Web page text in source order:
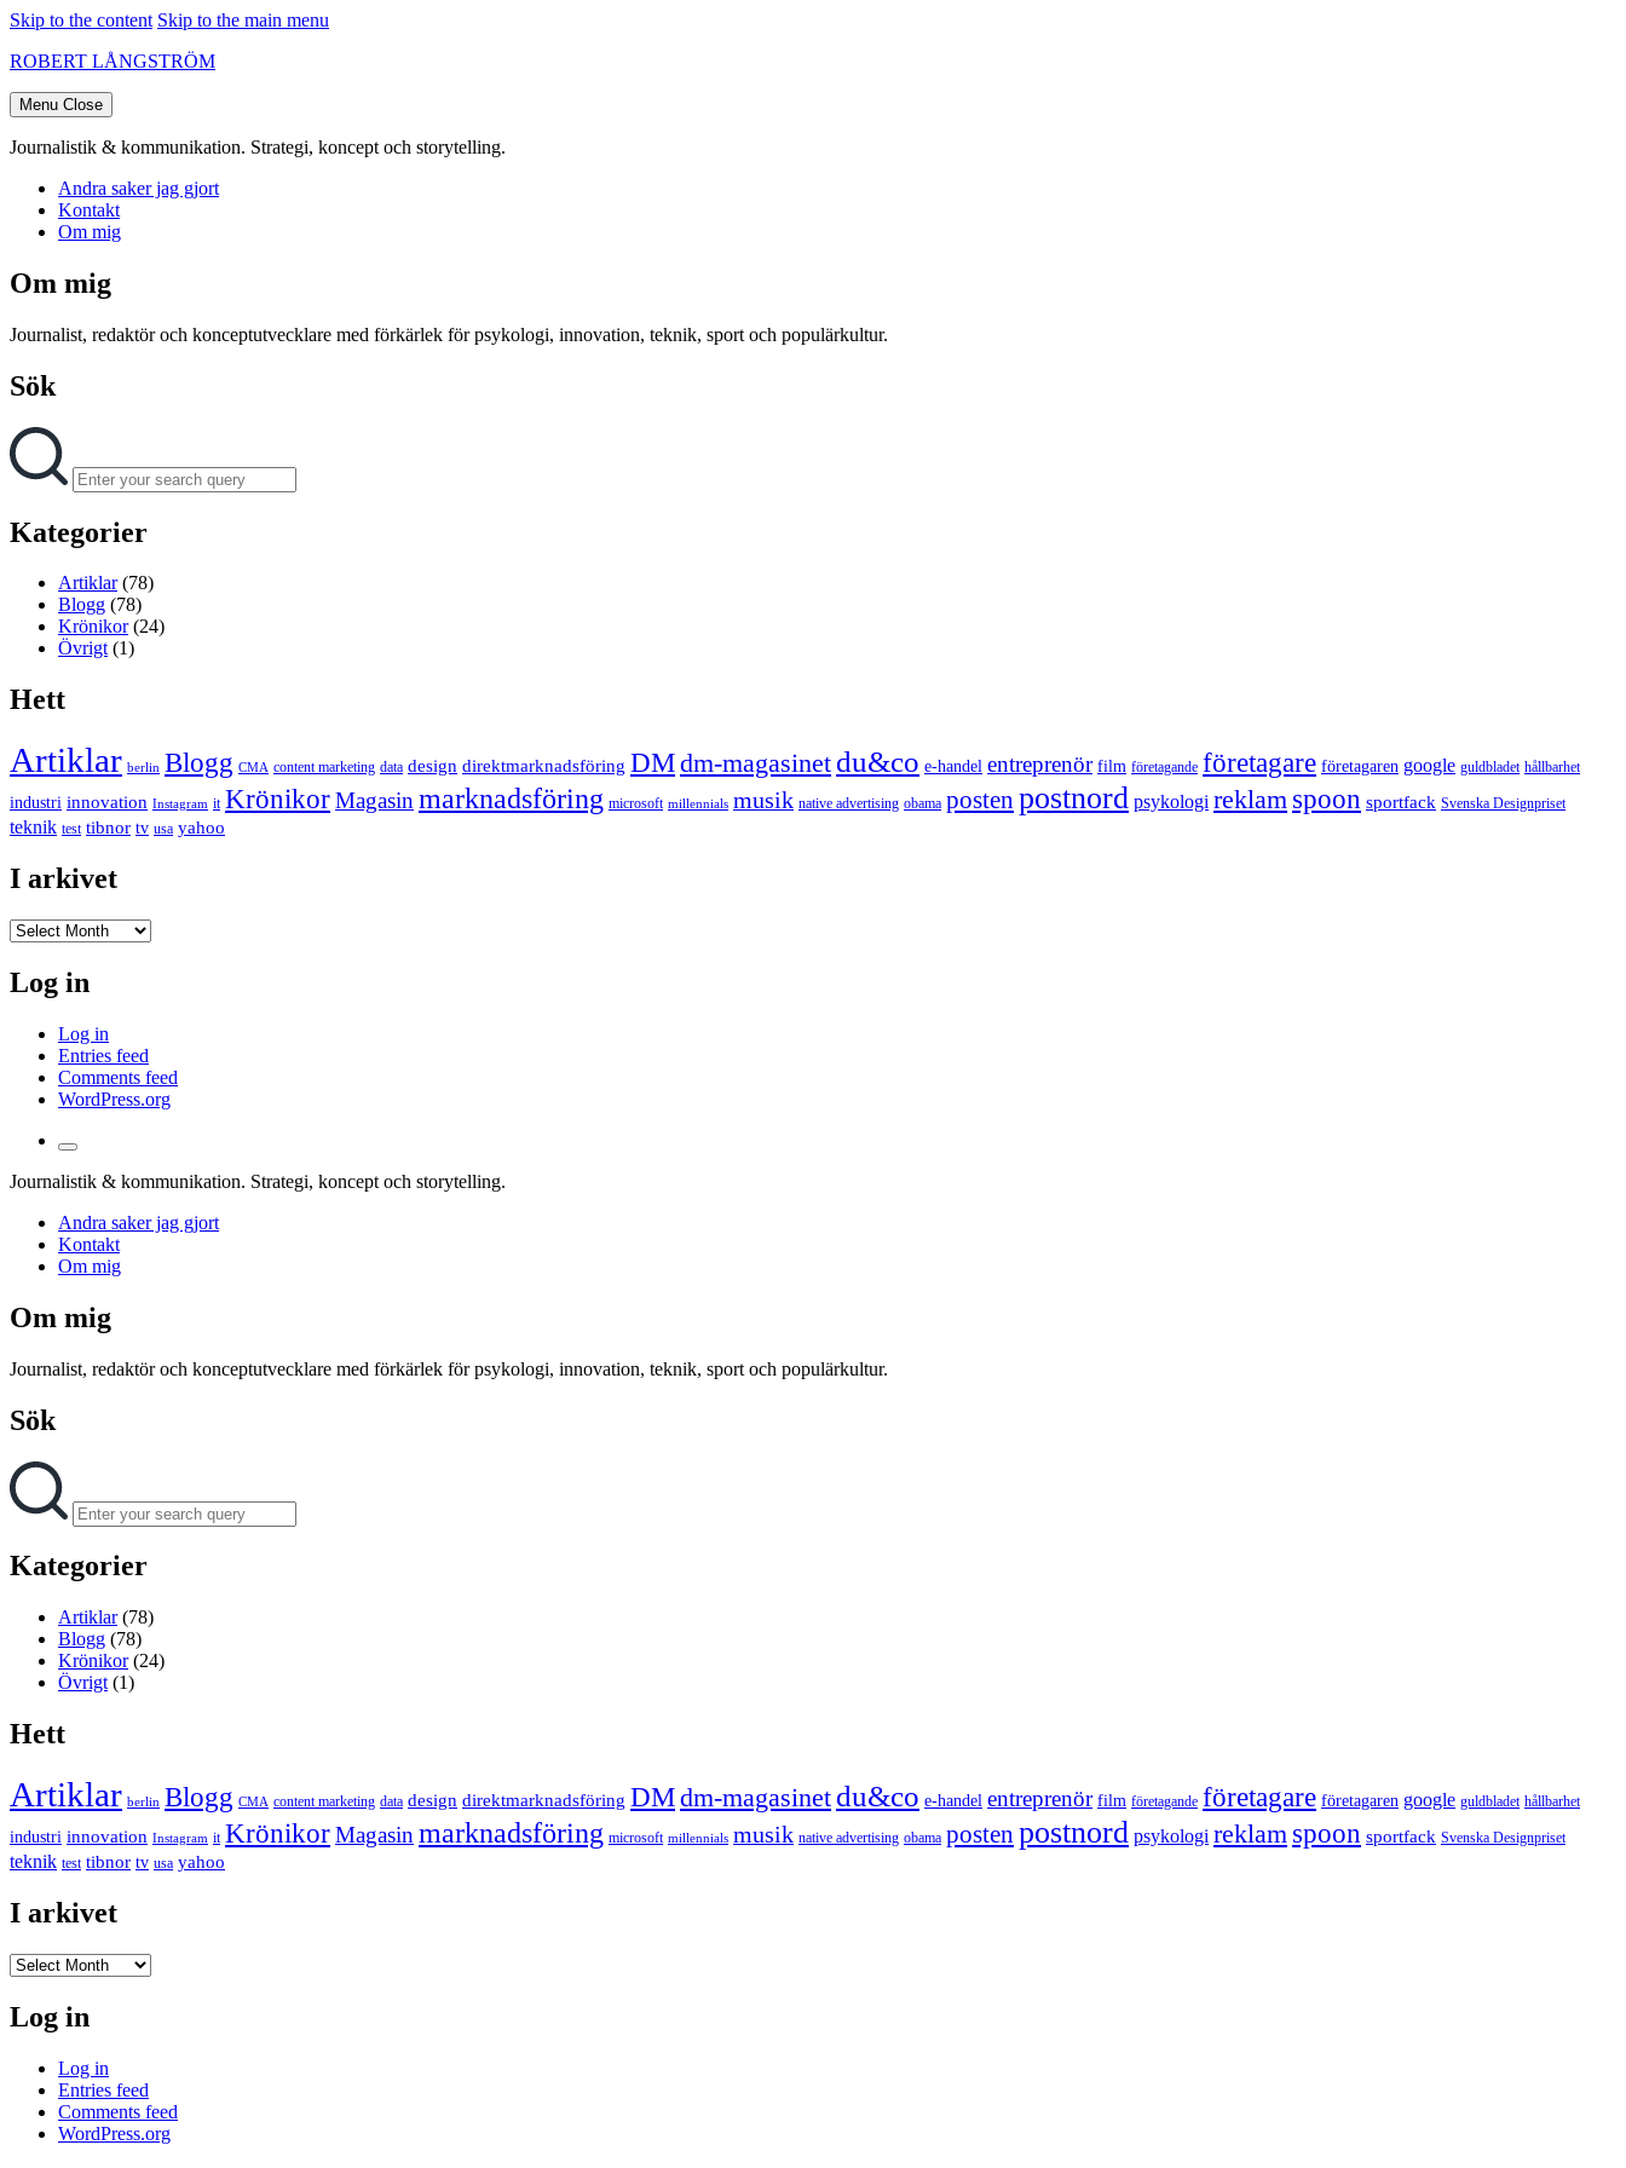
Skip to the content Skip to the main menu
ROBERT LÅNGSTRÖM
Menu Close
Journalistik & kommunikation. Strategi, koncept och storytelling.
Andra saker jag gjort
Kontakt
Om mig
Om mig
Journalist, redaktör och konceptutvecklare med förkärlek för psykologi, innovation, teknik, sport och populärkultur.
Sök
Search
for:
Kategorier
Artiklar(78)
Blogg (78)
Krönikor(24)
Övrigt(1)
Hett
Artiklar berlin Blogg CMA content marketing data design direktmarknadsföring DMdm-magasinet du&co e-handel entreprenör film företagande företagare företagaren google guldbladet hållbarhet
industri innovation Instagram it KrönikorMagasinmarknadsföring microsoft millennials musik native advertising obama posten postnord psykologi reklam spoon sportfack Svenska Designpriset
teknik test tibnor tv usa yahoo
I arkivet
Log in
Log in
Entries feed
Comments feed
WordPress.org
Toggle
the
search
Journalistik & kommunikation. Strategi, koncept och storytelling.
Andra saker jag gjort
Kontakt
Om mig
Om mig
Journalist, redaktör och konceptutvecklare med förkärlek för psykologi, innovation, teknik, sport och populärkultur.
Sök
Search
for:
Kategorier
Artiklar(78)
Blogg (78)
Krönikor(24)
Övrigt (1)
Hett
Artiklar berlin Blogg CMA content marketing data design direktmarknadsföring DMdm-magasinet du&co e-handel entreprenör film företagande företagare företagaren google guldbladet hållbarhet
industri innovation Instagram it KrönikorMagasin marknadsföring microsoft millennials musik native advertising obama posten postnord psykologi reklam spoon sportfack Svenska Designpriset
teknik test tibnor tv usa yahoo
I arkivet
Log in
Log in
Entries feed
Comments feed
WordPress.org